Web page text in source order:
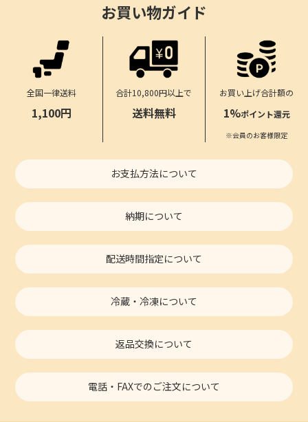
お買い物ガイド
全国一律送料
1,100円
合計10,800円以上で
送料無料
お買い上げ合計額の
1%ポイント還元
※会員のお客様限定
お支払方法について
納期について
配送時間指定について
冷蔵・冷凍について
返品交換について
電話・FAXでのご注文について